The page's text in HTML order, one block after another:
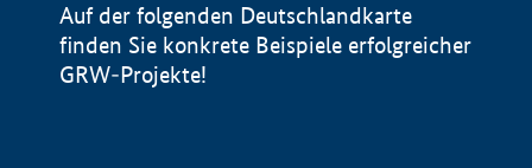
Auf der folgenden Deutschlandkarte
finden Sie konkrete Beispiele erfolgreicher
GRW-Projekte!